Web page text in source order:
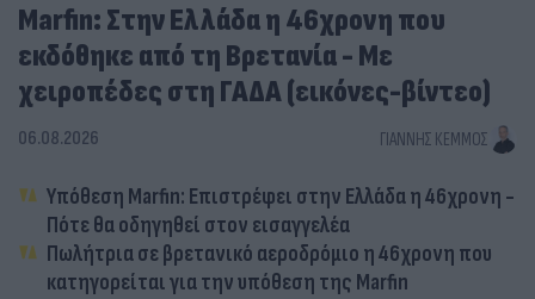
Marfin: Στην Ελλάδα η 46χρονη που
εκδόθηκε από τη Βρετανία - Με
χειροπέδες στη ΓΑΔΑ (εικόνες-βίντεο)
06.08.2026 ΓΙΆΝΝΗΣ ΚΈΜΜΟΣ
Υπόθεση Marfin: Επιστρέφει στην Ελλάδα η 46χρονη -
Πότε θα οδηγηθεί στον εισαγγελέα
Πωλήτρια σε βρετανικό αεροδρόμιο η 46χρονη που
κατηγορείται για την υπόθεση της Marfin